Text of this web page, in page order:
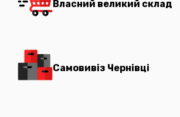
Власний великий склад
Самовивіз Чернівці